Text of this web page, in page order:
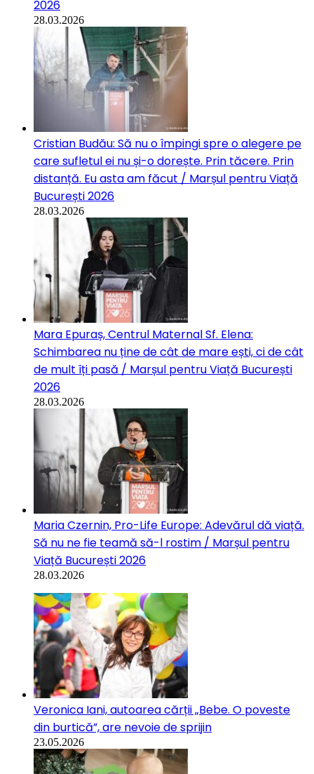
2026
28.03.2026
Cristian Budău: Să nu o împingi spre o alegere pe
care sufletul ei nu și-o dorește. Prin tăcere. Prin
distanță. Eu asta am făcut / Marșul pentru Viață
București 2026
28.03.2026
Mara Epuraș, Centrul Maternal Sf. Elena:
Schimbarea nu ține de cât de mare ești, ci de cât
de mult îți pasă / Marșul pentru Viață București
2026
28.03.2026
Maria Czernin, Pro-Life Europe: Adevărul dă viață.
Să nu ne fie teamă să-l rostim / Marșul pentru
Viață București 2026
28.03.2026
Veronica Iani, autoarea cărții „Bebe. O poveste
din burtică”, are nevoie de sprijin
23.05.2026